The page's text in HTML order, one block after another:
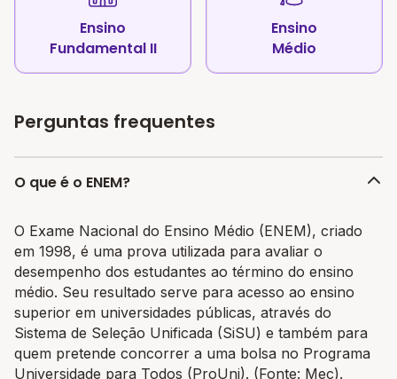
Ensino
Fundamental II
Ensino
Médio
Perguntas frequentes
O que é o ENEM?
O Exame Nacional do Ensino Médio (ENEM), criado
em 1998, é uma prova utilizada para avaliar o
desempenho dos estudantes ao término do ensino
médio. Seu resultado serve para acesso ao ensino
superior em universidades públicas, através do
Sistema de Seleção Unificada (SiSU) e também para
quem pretende concorrer a uma bolsa no Programa
Universidade para Todos (ProUni). (Fonte: Mec).